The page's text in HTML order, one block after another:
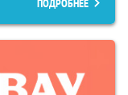
ПОДРОБНЕЕ